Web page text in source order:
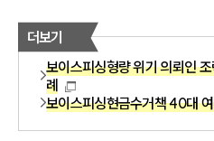
대륜법률
더보기
보이스피싱형량 위기 의뢰인
례
보이스피싱현금수거책 40대